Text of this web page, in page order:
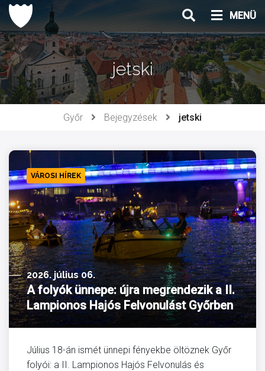
Ugrás
tartalomhoz
MENÜ
jetski
Győr Bejegyzések jetski
VÁROSI HÍREK
2026. július 06.
A folyók ünnepe: újra megrendezik a II.
Lampionos Hajós Felvonulást Győrben
Július 18-án ismét ünnepi fényekbe öltöznek Győr
folyói: a II. Lampionos Hajós Felvonulás és